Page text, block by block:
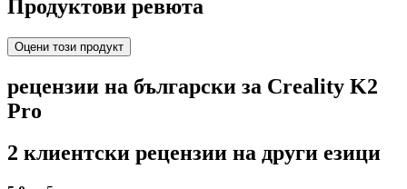
Продуктови ревюта
Оцени този продукт
рецензии на български за Creality K2
Pro
2 клиентски рецензии на други езици